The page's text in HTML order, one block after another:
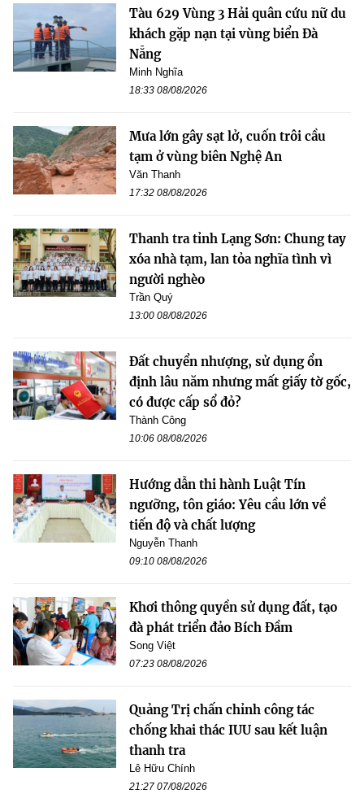
Tàu 629 Vùng 3 Hải quân cứu nữ du
khách gặp nạn tại vùng biển Đà
Nẵng
Minh Nghĩa
18:33 08/08/2026
Mưa lớn gây sạt lở, cuốn trôi cầu
tạm ở vùng biên Nghệ An
Văn Thanh
17:32 08/08/2026
Thanh tra tỉnh Lạng Sơn: Chung tay
xóa nhà tạm, lan tỏa nghĩa tình vì
người nghèo
Trần Quý
13:00 08/08/2026
Đất chuyển nhượng, sử dụng ổn
định lâu năm nhưng mất giấy tờ gốc,
có được cấp sổ đỏ?
Thành Công
10:06 08/08/2026
Hướng dẫn thi hành Luật Tín
ngưỡng, tôn giáo: Yêu cầu lớn về
tiến độ và chất lượng
Nguyễn Thanh
09:10 08/08/2026
Khơi thông quyền sử dụng đất, tạo
đà phát triển đảo Bích Đầm
Song Việt
07:23 08/08/2026
Quảng Trị chấn chỉnh công tác
chống khai thác IUU sau kết luận
thanh tra
Lê Hữu Chính
21:27 07/08/2026